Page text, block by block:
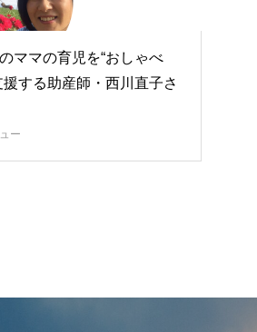
ママの育児を“おしゃべ
援する助産師・西川直子さ
ー